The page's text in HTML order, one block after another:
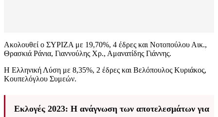
Ακολουθεί ο ΣΥΡΙΖΑ με 19,70%, 4 έδρες και Νοτοπούλου Αικ.,
Θρασκιά Ράνια, Γιαννούλης Χρ., Αμανατίδης Γιάννης.
Η Ελληνική Λύση με 8,35%, 2 έδρες και Βελόπουλος Κυριάκος,
Κουπελόγλου Συμεών.
Εκλογές 2023: Η ανάγνωση των αποτελεσμάτων για